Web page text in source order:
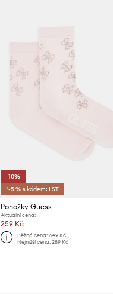
-10%
*-5 % s kódem: LST
Ponožky Guess
Aktuální cena:
259 Kč
Běžná cena: 649 Kč
Nejnižší cena: 289 Kč